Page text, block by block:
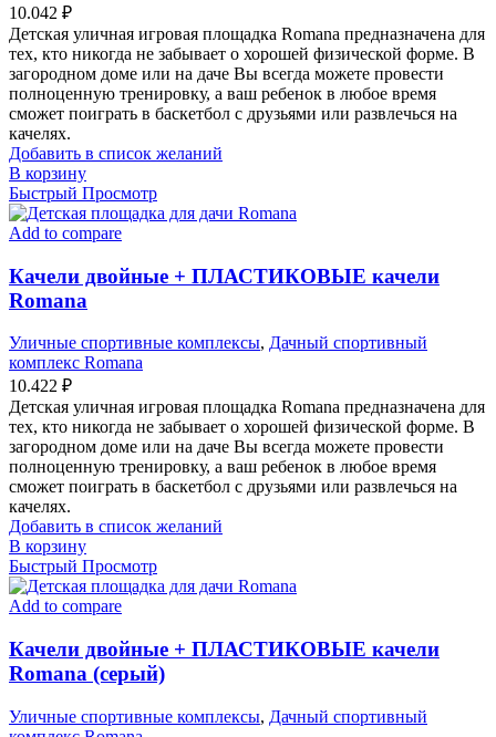
10.042 ₽
Детская уличная игровая площадка Romana предназначена для
тех, кто никогда не забывает о хорошей физической форме. В
загородном доме или на даче Вы всегда можете провести
полноценную тренировку, а ваш ребенок в любое время
сможет поиграть в баскетбол с друзьями или развлечься на
качелях.
Добавить в список желаний
В корзину
Быстрый Просмотр
Add to compare
Качели двойные + ПЛАСТИКОВЫЕ качели
Romana
Уличные спортивные комплексы, Дачный спортивный
комплекс Romana
10.422 ₽
Детская уличная игровая площадка Romana предназначена для
тех, кто никогда не забывает о хорошей физической форме. В
загородном доме или на даче Вы всегда можете провести
полноценную тренировку, а ваш ребенок в любое время
сможет поиграть в баскетбол с друзьями или развлечься на
качелях.
Добавить в список желаний
В корзину
Быстрый Просмотр
Add to compare
Качели двойные + ПЛАСТИКОВЫЕ качели
Romana (серый)
Уличные спортивные комплексы, Дачный спортивный